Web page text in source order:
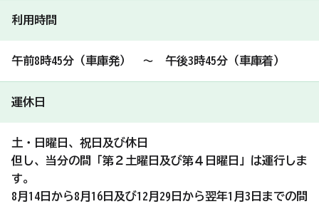
利用時間
午前8時45分（車庫発） ～ 午後3時45分（車庫着）
運休日
土・日曜日、祝日及び休日
但し、当分の間「第２土曜日及び第４日曜日」は運行しま
す。
8月14日から8月16日及び12月29日から翌年1月3日までの間